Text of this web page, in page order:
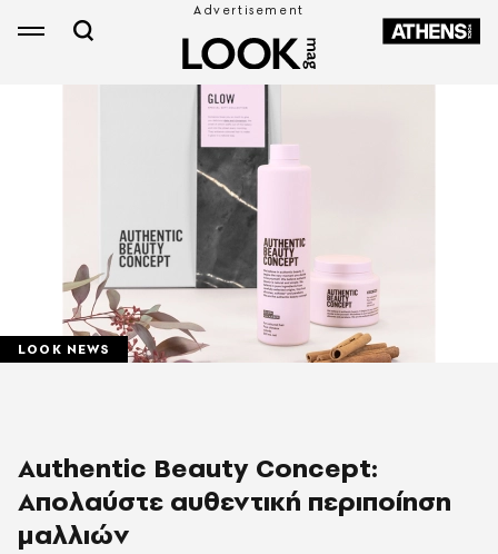
LOOK NEWS
Authentic Beauty Concept:
Aπολαύστε αυθεντική περιποίηση
μαλλιών